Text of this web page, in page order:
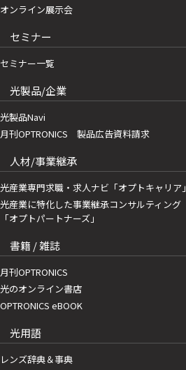
オンライン展示会
セミナー
セミナー一覧
光製品/企業
光製品Navi
月刊OPTRONICS 製品広告資料請求
人材/事業継承
光産業専門求職・求人ナビ「オプトキャリア」
光産業に特化した事業継承コンサルティング
「オプトパートナーズ」
書籍 / 雑誌
月刊OPTRONICS
光のオンライン書店
OPTRONICS eBOOK
光用語
レンズ辞典＆事典